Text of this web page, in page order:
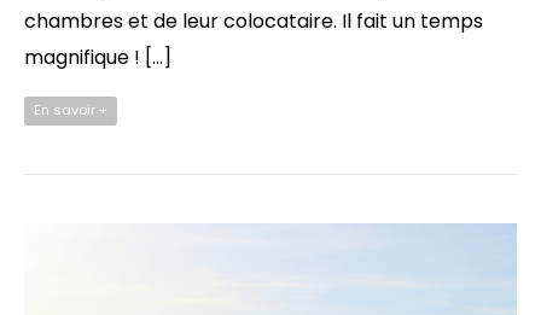
chambres et de leur colocataire. Il fait un temps
magnifique ! […]
En savoir +